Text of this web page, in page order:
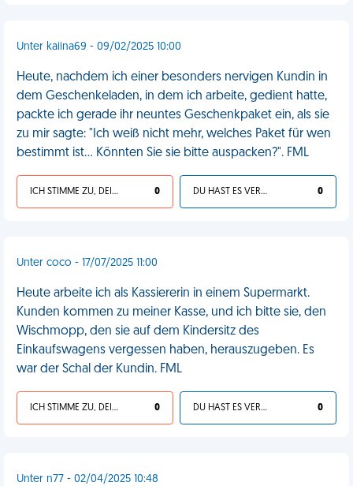
Unter kaiina69 - 09/02/2025 10:00
Heute, nachdem ich einer besonders nervigen Kundin in
dem Geschenkeladen, in dem ich arbeite, gedient hatte,
packte ich gerade ihr neuntes Geschenkpaket ein, als sie
zu mir sagte: "Ich weiß nicht mehr, welches Paket für wen
bestimmt ist... Könnten Sie sie bitte auspacken?". FML
ICH STIMME ZU, DEIN LEBEN IST SCHEISSE 0 DU HAST ES VERDIENT 0
Unter coco - 17/07/2025 11:00
Heute arbeite ich als Kassiererin in einem Supermarkt.
Kunden kommen zu meiner Kasse, und ich bitte sie, den
Wischmopp, den sie auf dem Kindersitz des
Einkaufswagens vergessen haben, herauszugeben. Es
war der Schal der Kundin. FML
ICH STIMME ZU, DEIN LEBEN IST SCHEISSE 0 DU HAST ES VERDIENT 0
Unter n77 - 02/04/2025 10:48